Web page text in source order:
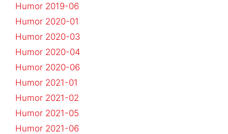
Humor 2019-06
Humor 2020-01
Humor 2020-03
Humor 2020-04
Humor 2020-06
Humor 2021-01
Humor 2021-02
Humor 2021-05
Humor 2021-06